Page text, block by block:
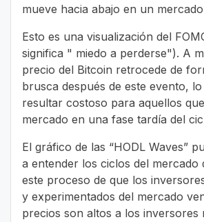
mueve hacia abajo en un
Esto es una visualización del
significa " miedo a perderse"). A
precio del Bitcoin retrocede de
brusca después de este evento,
resultar costoso para aquellos
mercado en una fase tardía del
El gráfico de las “HODL Waves”
a entender los ciclos del mercado
este proceso de que los
y experimentados del mercado
precios son altos a los inversores